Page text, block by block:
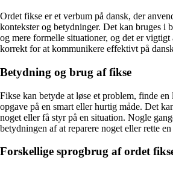
Ordet fikse er et verbum på dansk, der
kontekster og betydninger. Det kan bruges i
og mere formelle situationer, og det er vigtigt
korrekt for at kommunikere effektivt på
Betydning og brug af fikse
Fikse kan betyde at løse et problem, finde
opgave på en smart eller hurtig måde. Det
noget eller få styr på en situation. Nogle
betydningen af at reparere noget eller rette
Forskellige sprogbrug af ordet